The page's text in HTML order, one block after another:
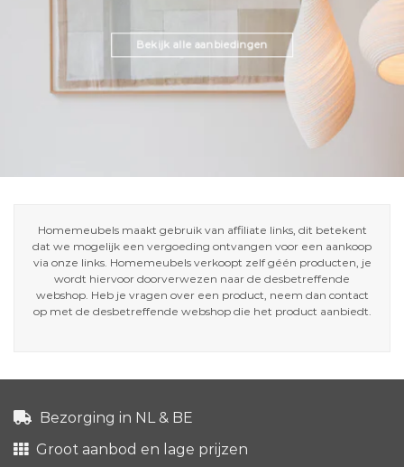
Bekijk alle aanbiedingen
Homemeubels maakt gebruik van affiliate links, dit betekent
dat we mogelijk een vergoeding ontvangen voor een aankoop
via onze links. Homemeubels verkoopt zelf géén producten, je
wordt hiervoor doorverwezen naar de desbetreffende
webshop. Heb je vragen over een product, neem dan contact
op met de desbetreffende webshop die het product aanbiedt.
Bezorging in NL & BE
Groot aanbod en lage prijzen